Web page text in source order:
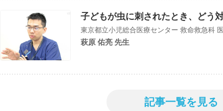
子どもが虫に刺されたとき、どう
東京都立小児総合医療センター 救命救急科
萩原 佑亮 先生
記事一覧を見る